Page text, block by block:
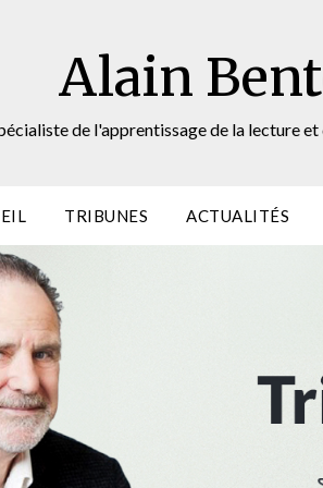
Alain
de l'apprentissage de la lecture
TRIBUNES ACTUALITÉS